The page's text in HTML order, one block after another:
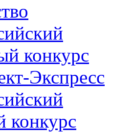
конкурс
Экспресс
конкурс